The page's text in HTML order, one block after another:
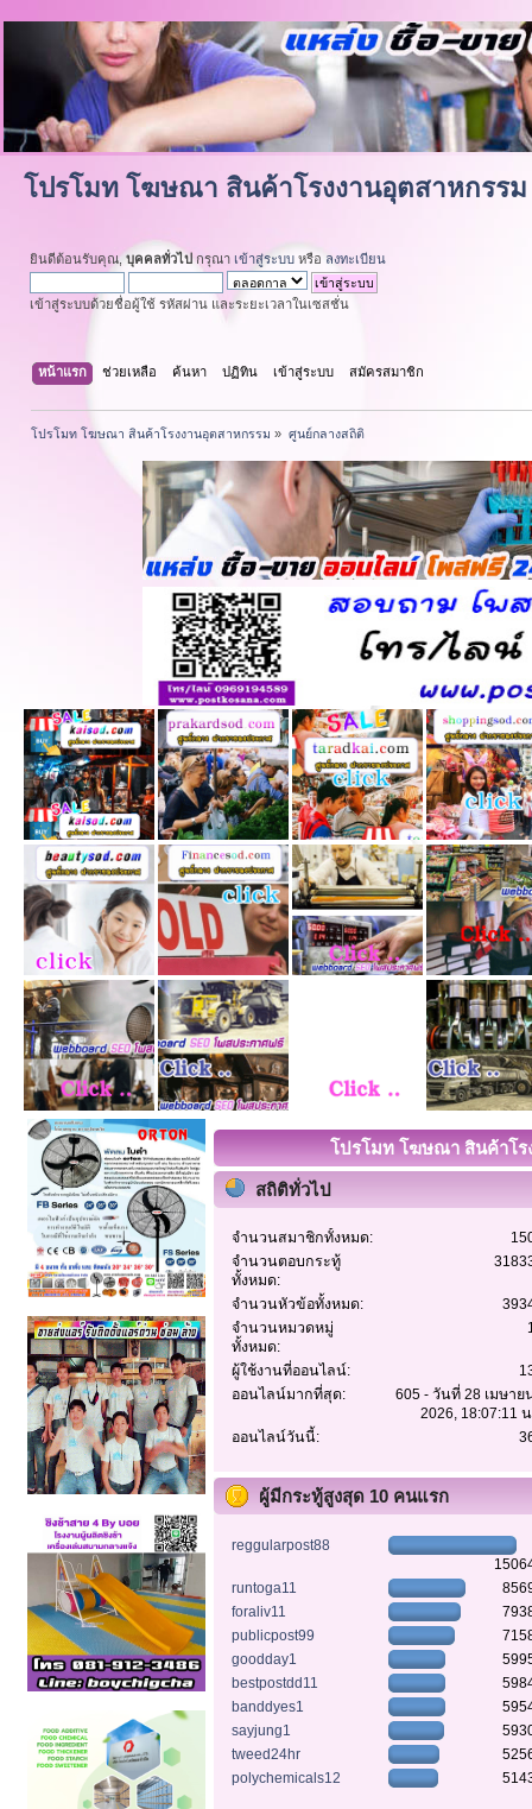
โปรโมท โฆษณา สินค้าโรงงานอุตสาหกรรม
ยินดีต้อนรับคุณ,บุคคลทั่วไปกรุณา เข้าสู่ระบบ หรือ ลงทะเบียน
เข้าสู่ระบบด้วยชื่อผู้ใช้ รหัสผ่าน และระยะเวลาในเซสชั่น
หน้าแรก ช่วยเหลือ ค้นหา ปฏิทิน เข้าสู่ระบบ สมัครสมาชิก
โปรโมท โฆษณา สินค้าโรงงานอุตสาหกรรม » ศูนย์กลางสถิติ
โปรโมท โฆษณา สินค้าโร
สถิติทั่วไป
จำนวนสมาชิกทั้งหมด:
จำนวนตอบกระทู้
ทั้งหมด:
จำนวนหัวข้อทั้งหมด:
จำนวนหมวดหมู่
ทั้งหมด:
ผู้ใช้งานที่ออนไลน์:
ออนไลน์มากที่สุด:
605 - วันที่ 28 เมษาย
2026, 18:07:11
ออนไลน์วันนี้:
ผู้มีกระทู้สูงสุด 10 คนแรก
reggularpost88
runtoga11
foraliv11
publicpost99
goodday1
bestpostdd11
banddyes1
sayjung1
tweed24hr
polychemicals12